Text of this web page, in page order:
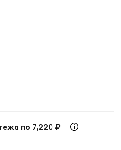
по 7,220 ₽